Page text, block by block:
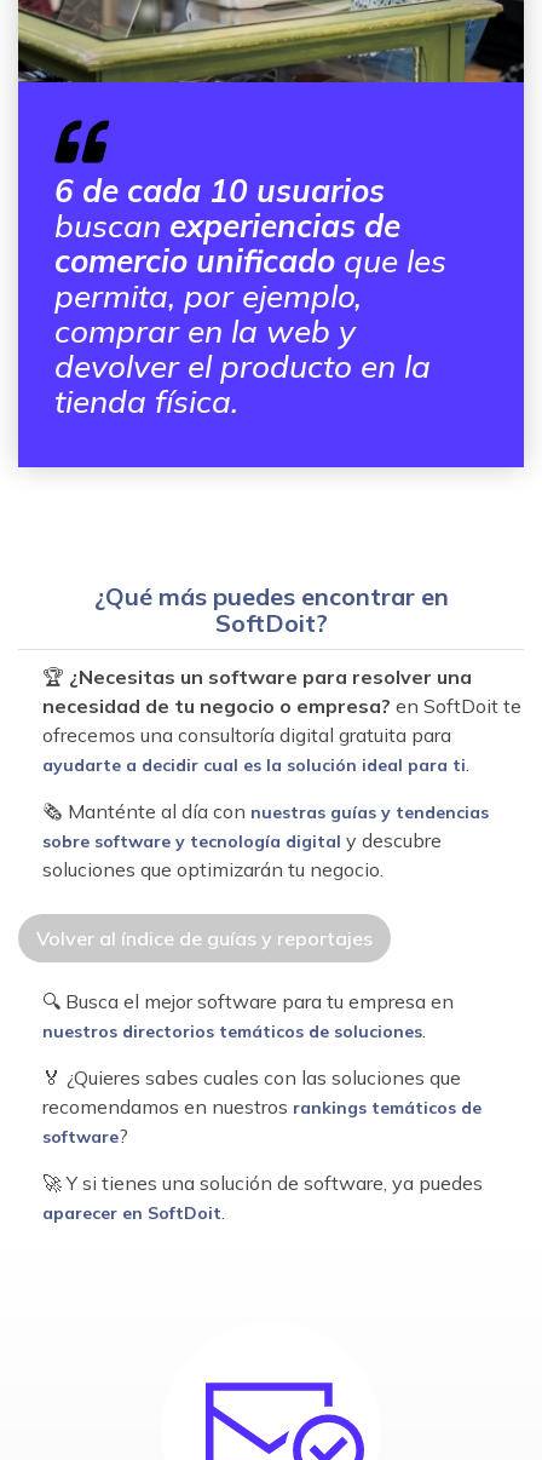
6 de cada 10 usuarios
buscan experiencias de
comercio unificado que les
permita, por ejemplo,
comprar en la web y
devolver el producto en la
tienda física.
¿Qué más puedes encontrar en
SoftDoit?
🏆 ¿Necesitas un software para resolver una
necesidad de tu negocio o empresa? en SoftDoit te
ofrecemos una consultoría digital gratuita para
ayudarte a decidir cual es la solución ideal para ti.
🗞 Manténte al día con nuestras guías y tendencias
sobre software y tecnología digital y descubre
soluciones que optimizarán tu negocio.
Volver al índice de guías y reportajes
🔍 Busca el mejor software para tu empresa en
nuestros directorios temáticos de soluciones.
🏅 ¿Quieres sabes cuales con las soluciones que
recomendamos en nuestros rankings temáticos de
software?
🚀 Y si tienes una solución de software, ya puedes
aparecer en SoftDoit.